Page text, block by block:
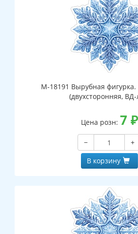
М-18191 Вырубная
(двухсторонняя, ВД-
Цена розн: 7 ₽
−
+
В корзину